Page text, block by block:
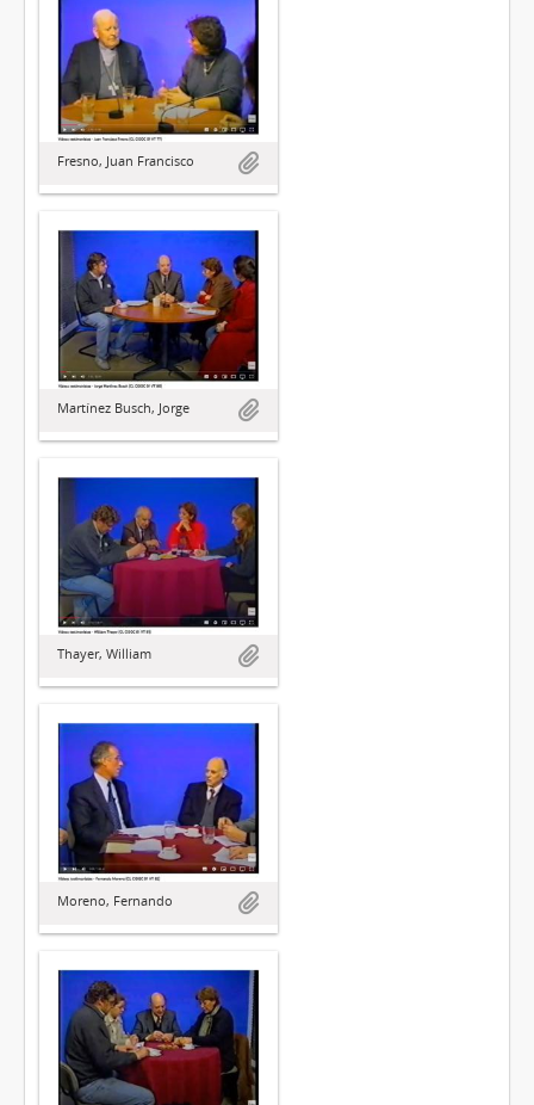
Fresno, Juan Francisco
Martínez Busch, Jorge
Thayer, William
Moreno, Fernando